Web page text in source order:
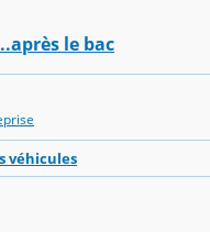
le bac
véhicules